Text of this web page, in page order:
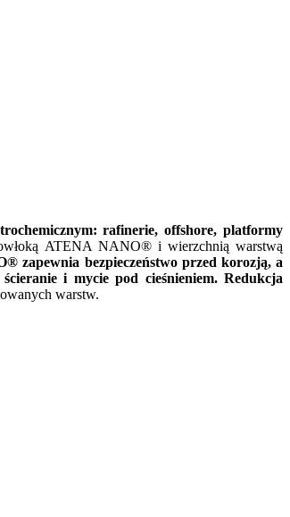
rafinerie, offshore, platformy
ATENA NANO® i wierzchnią warstwą
zapewnia bezpieczeństwo przed korozją, a
i mycie pod cieśnieniem. Redukcja
warstw.